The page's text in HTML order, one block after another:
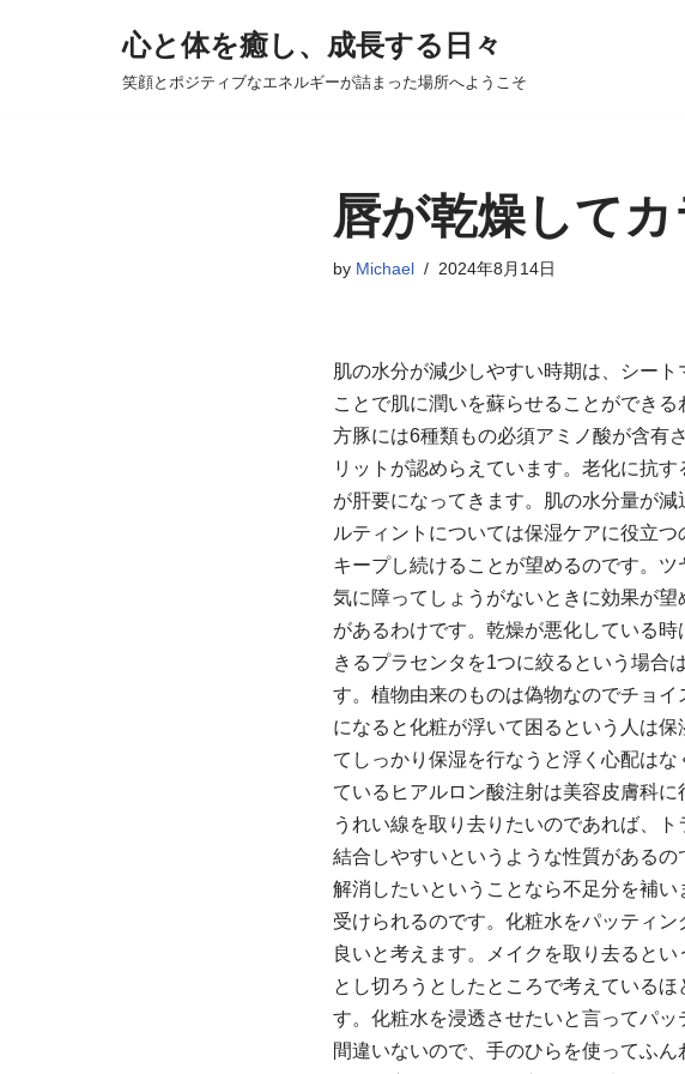
心と体を癒し、成長する日々
笑顔とポジティブなエネルギーが詰まった場所へようこそ
唇が乾燥して
by Michael 2024年8月14日
肌の水分が減少しやすい時期は、シー
ことで肌に潤いを蘇らせることができ
方豚には6種類もの必須アミノ酸が含有
リットが認めらえています。老化に抗
が肝要になってきます。肌の水分量が
ルティントについては保湿ケアに役立
キープし続けることが望めるのです。
気に障ってしょうがないときに効果が
があるわけです。乾燥が悪化している
きるプラセンタを1つに絞るという場合
す。植物由来のものは偽物なのでチョ
になると化粧が浮いて困るという人は
てしっかり保湿を行なうと浮く心配は
ているヒアルロン酸注射は美容皮膚科
うれい線を取り去りたいのであれば、
結合しやすいというような性質がある
解消したいということなら不足分を補
受けられるのです。化粧水をパッティ
良いと考えます。メイクを取り去ると
とし切ろうとしたところで考えている
す。化粧水を浸透させたいと言ってパ
間違いないので、手のひらを使ってふ